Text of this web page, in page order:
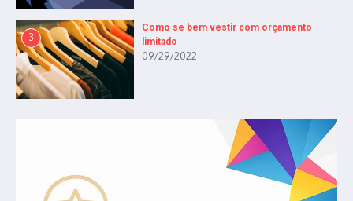
3
Como se bem vestir com orçamento
limitado
09/29/2022